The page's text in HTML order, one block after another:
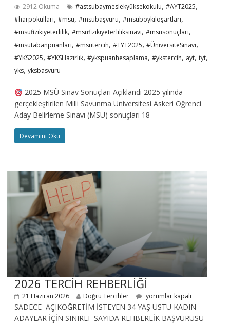
2912 Okuma #astsubaymeslekyüksekokulu,#AYT2025,
#harpokulları,#msü,#msübaşvuru,#msüboykiloşartları,
#msüfizikiyeterlilik,#msüfizikiyeterliliksınavı,#msüsonuçları,
#msütabanpuanları,#msütercih,#TYT2025,#ÜniversiteSınavı,
#YKS2025,#YKSHazırlık,#ykspuanhesaplama,#ykstercih, ayt,tyt,
yks,yksbasvuru
2025 MSÜ Sınav Sonuçları Açıklandı 2025 yılında
gerçekleştirilen Milli Savunma Üniversitesi Askeri Öğrenci
Aday Belirleme Sınavı (MSÜ) sonuçları 18
Devamını Oku
2026 TERCİH REHBERLİĞİ
21 Haziran 2026 Doğru Tercihler yorumlar kapalı
SADECE AÇIKÖĞRETİM İSTEYEN 34 YAŞ ÜSTÜ KADIN
ADAYLAR İÇİN SINIRLI SAYIDA REHBERLİK BAŞVURUSU